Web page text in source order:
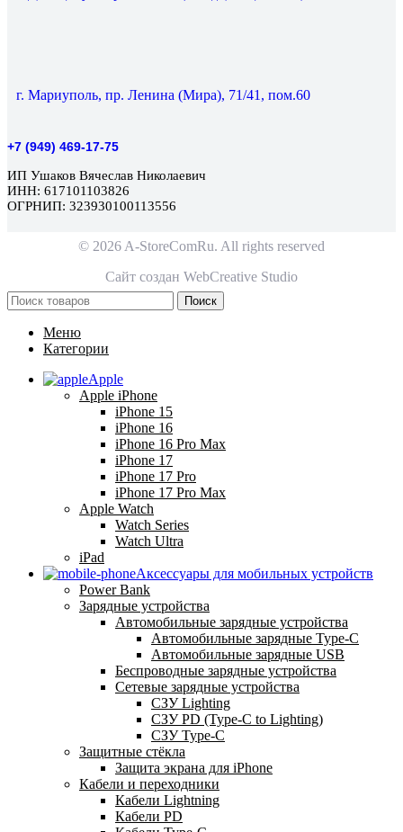
г. Мариуполь, пр. Ленина (Мира), 71/41, пом.60
+7 (949) 469-17-75
ИП Ушаков Вячеслав Николаевич
ИНН: 617101103826
ОГРНИП: 323930100113556
© 2026 A-StoreComRu. All rights reserved
Сайт создан WebCreative Studio
Поиск
Меню
Категории
Apple
Apple iPhone
iPhone 15
iPhone 16
iPhone 16 Pro Max
iPhone 17
iPhone 17 Pro
iPhone 17 Pro Max
Apple Watch
Watch Series
Watch Ultra
iPad
Аксессуары для мобильных устройств
Power Bank
Зарядные устройства
Автомобильные зарядные устройства
Автомобильные зарядные Type-C
Автомобильные зарядные USB
Беспроводные зарядные устройства
Сетевые зарядные устройства
СЗУ Lighting
СЗУ PD (Type-C to Lighting)
СЗУ Type-C
Защитные стёкла
Защита экрана для iPhone
Кабели и переходники
Кабели Lightning
Кабели PD